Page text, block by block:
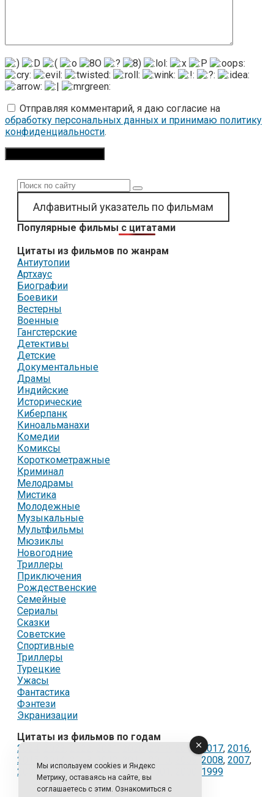
Отправляя комментарий, я даю согласие на
обработку персональных данных и принимаю политику
конфиденциальности.
Поиск:
Алфавитный указатель по фильмам
Популярные фильмы с цитатами
Цитаты из фильмов по жанрам
Антиутопии
Артхаус
Биографии
Боевики
Вестерны
Военные
Гангстерские
Детективы
Детские
Документальные
Драмы
Индийские
Исторические
Киберпанк
Киноальманахи
Комедии
Комиксы
Короткометражные
Криминал
Мелодрамы
Мистика
Молодежные
Музыкальные
Мультфильмы
Мюзиклы
Новогодние
Триллеры
Приключения
Рождественские
Семейные
Сериалы
Сказки
Советские
Спортивные
Триллеры
Турецкие
Ужасы
Фантастика
Фэнтези
Экранизации
Цитаты из фильмов по годам
2024
2018, 2017, 2016,
2015 , 2012 2011 2008, 2007,
2006,2005,2004 ,2003, 2002,2001 1999
Мы используем cookies и Яндекс
Метрику, оставаясь на сайте, вы
соглашаетесь с этим. Ознакомиться с